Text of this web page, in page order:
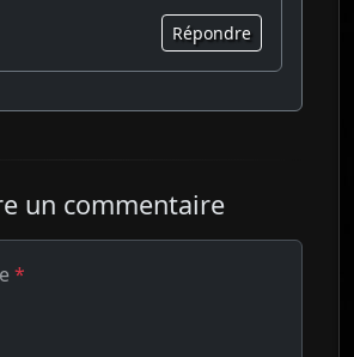
Répondre
un commentaire
*